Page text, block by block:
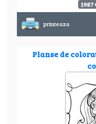
1987
printeaza
Planse de